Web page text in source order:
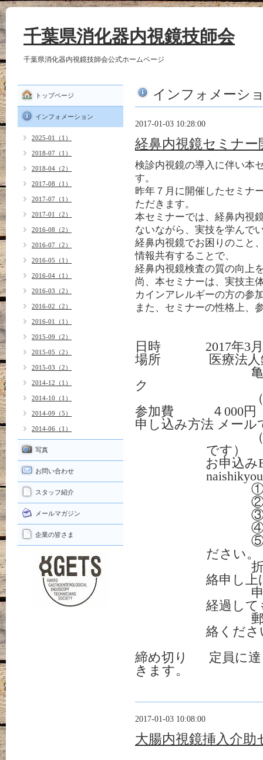
千葉県消化器内視鏡技師会
千葉県消化器内視鏡技師会公式ホームページ
インフォメーシ
2017-01-03 10:28:00
経鼻内視鏡セミナー
検診内視鏡の導入に伴い本
す。
昨年７月に開催したセミナ
ただきます。
本セミナーでは、経鼻内視
ないながら、実技を学んで
経鼻内視鏡でお困りのこと
情報共有することで、
経鼻内視鏡検査の質の向上
尚、本セミナーは、実技主
カインアレルギーの方の参
また、セミナーの性格上、
日時 2017年3 月
場所
医療法人
亀田総合病
ク
参加費
４ 000円
申し込み方法 メール
（携帯メー
です）
お申込み
①施設
②参加
③連絡
④電話
⑤メールア
ださい。
折り返し、
絡申し上
申し込みメ
経過して
郵送など別
絡くださ
締め切り
定員に
きます。
2017-01-03 10:08:00
大腸内視鏡挿入介
トップページ
インフォメーション
2025-01（1）
2018-07（1）
2018-04（2）
2017-08（1）
2017-07（1）
2017-01（2）
2016-08（2）
2016-07（2）
2016-05（1）
2016-04（1）
2016-03（2）
2016-02（2）
2016-01（1）
2015-09（2）
2015-05（2）
2015-03（2）
2014-12（1）
2014-10（1）
2014-09（5）
2014-06（1）
写真
お問い合わせ
スタッフ紹介
メールマガジン
企業の皆さま